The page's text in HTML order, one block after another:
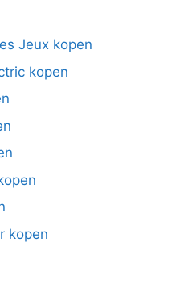
Jeux kopen
kopen
kopen